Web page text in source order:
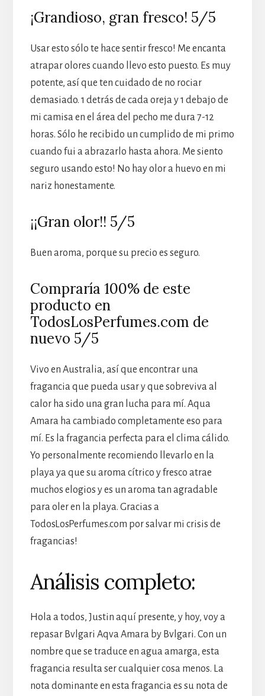
¡Grandioso, gran fresco! 5/5
Usar esto sólo te hace sentir fresco! Me encanta
atrapar olores cuando llevo esto puesto. Es muy
potente, así que ten cuidado de no rociar
demasiado. 1 detrás de cada oreja y 1 debajo de
mi camisa en el área del pecho me dura 7-12
horas. Sólo he recibido un cumplido de mi primo
cuando fui a abrazarlo hasta ahora. Me siento
seguro usando esto! No hay olor a huevo en mi
nariz honestamente.
¡¡Gran olor!! 5/5
Buen aroma, porque su precio es seguro.
Compraría 100% de este
producto en
TodosLosPerfumes.com de
nuevo 5/5
Vivo en Australia, así que encontrar una
fragancia que pueda usar y que sobreviva al
calor ha sido una gran lucha para mí. Aqua
Amara ha cambiado completamente eso para
mí. Es la fragancia perfecta para el clima cálido.
Yo personalmente recomiendo llevarlo en la
playa ya que su aroma cítrico y fresco atrae
muchos elogios y es un aroma tan agradable
para oler en la playa. Gracias a
TodosLosPerfumes.com por salvar mi crisis de
fragancias!
Análisis completo:
Hola a todos, Justin aquí presente, y hoy, voy a
repasar Bvlgari Aqva Amara by Bvlgari. Con un
nombre que se traduce en agua amarga, esta
fragancia resulta ser cualquier cosa menos. La
nota dominante en esta fragancia es su nota de